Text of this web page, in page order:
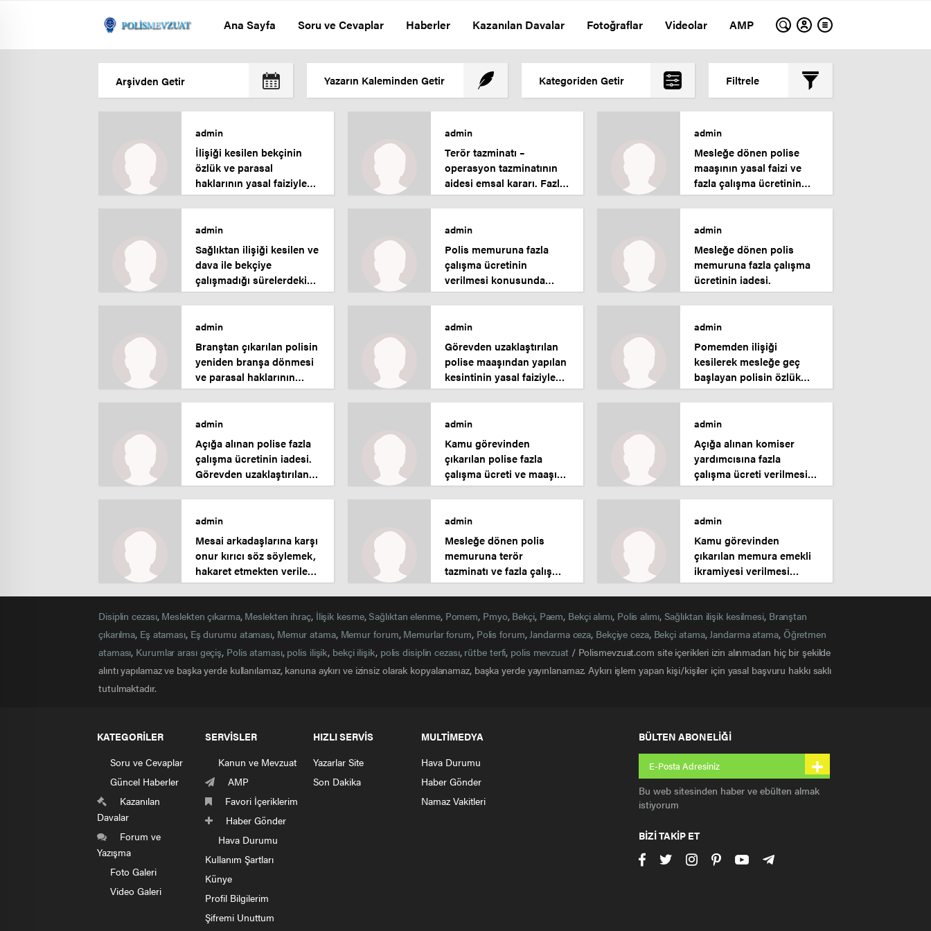
Ana Sayfa Soru ve Cevaplar Haberler Kazanılan Davalar Fotoğraflar Videolar AMP
Yazarın Kaleminden Getir Kategoriden Getir Filtrele
En çok okunanlar
Yorum Sayısına Göre
En yeniler
En eskiler
admin
İlişiği kesilen bekçinin
özlük ve parasal
haklarının yasal faiziyle
iade edilmesi konusunda
emsal karar.
admin
Terör tazminatı –
operasyon tazminatının
aidesi emsal kararı. Fazla
çalışma ücreti.
admin
Mesleğe dönen polise
maaşının yasal faizi ve
fazla çalışma ücretinin
iadesi.
admin
Sağlıktan ilişiği kesilen ve
dava ile bekçiye
çalışmadığı sürelerdeki
parasal ve özlük
haklarının iadesi.
admin
Polis memuruna fazla
çalışma ücretinin
verilmesi konusunda
emsal karar.
admin
Mesleğe dönen polis
memuruna fazla çalışma
ücretinin iadesi.
admin
Branştan çıkarılan polisin
yeniden branşa dönmesi
ve parasal haklarının
iadesi.
admin
Görevden uzaklaştırılan
polise maaşından yapılan
kesintinin yasal faiziyle
iadesi.
admin
Pomemden ilişiği
kesilerek mesleğe geç
başlayan polisin özlük
hakları ve parasal
haklarının iadesi.
admin
Açığa alınan polise fazla
çalışma ücretinin iadesi.
Görevden uzaklaştırılan
polise fazla çalışma
ücreti.
admin
Kamu görevinden
çıkarılan polise fazla
çalışma ücreti ve maaşın
yasal faizinin iadesi.
admin
Açığa alınan komiser
yardımcısına fazla
çalışma ücreti verilmesi
konusunda kazanılan
davadır.
admin
Mesai arkadaşlarına karşı
onur kırıcı söz söylemek,
hakaret etmekten verilen
cezanın iptali. Parasal
hakların iadesi.
admin
Mesleğe dönen polis
memuruna terör
tazminatı ve fazla çalışma
ücretinin iadesi davası.
Aday memur.
admin
Kamu görevinden
çıkarılan memura emekli
ikramiyesi verilmesi
konusunda kazanılan
davadır
Disiplin cezası, Meslekten çıkarma, Meslekten ihraç, İlişik kesme,Sağlıktan elenme, Pomem, Pmyo, Bekçi, Paem, Bekçi alımı, Polis alımı, Sağlıktan ilişik kesilmesi, Branştan
çıkarılma, Eş ataması, Eş durumu ataması, Memur atama, Memur forum, Memurlar forum, Polis forum,Jandarma ceza, Bekçiye ceza, Bekçi atama,Jandarma atama, Öğretmen
ataması, Kurumlar arası geçiş, Polis ataması, polis ilişik, bekçi ilişik, polis disiplin cezası, rütbe terfi, polis mevzuat/ Polismevzuat.com site içerikleri izin alınmadan hiç bir şekilde
alıntı yapılamaz ve başka yerde kullanılamaz, kanuna aykırı ve izinsiz olarak kopyalanamaz, başka yerde yayınlanamaz. Aykırı işlem yapan kişi/kişiler için yasal başvuru hakkı saklı
tutulmaktadır.
KATEGORİLER
Soru ve Cevaplar
Güncel Haberler
Kazanılan
Davalar
Forum ve
Yazışma
Foto Galeri
Video Galeri
SERVİSLER
Kanun ve Mevzuat
AMP
Favori İçeriklerim
Haber Gönder
Hava Durumu
Kullanım Şartları
Künye
Profil Bilgilerim
Şifremi Unuttum
HIZLI SERVİS
Yazarlar Site
Son Dakika
MULTİMEDYA
Hava Durumu
Haber Gönder
Namaz Vakitleri
BÜLTEN ABONELİĞİ
+
Bu web sitesinden haber ve ebülten almak
istiyorum
BİZİ TAKİP ET